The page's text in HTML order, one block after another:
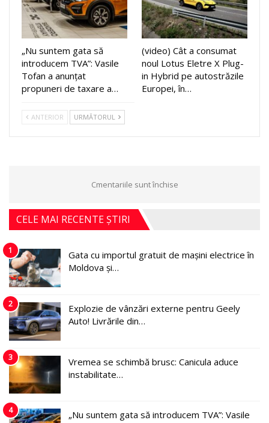
„Nu suntem gata să
introducem TVA”: Vasile
Tofan a anunțat
propuneri de taxare a…
(video) Cât a consumat
noul Lotus Eletre X Plug-
in Hybrid pe autostrăzile
Europei, în…
ANTERIOR URMĂTORUL
Cmentariile sunt închise
CELE MAI RECENTE ȘTIRI
1
Gata cu importul gratuit de mașini electrice în
Moldova și…
2
Explozie de vânzări externe pentru Geely
Auto! Livrările din…
3
Vremea se schimbă brusc: Canicula aduce
instabilitate…
4
„Nu suntem gata să introducem TVA”: Vasile